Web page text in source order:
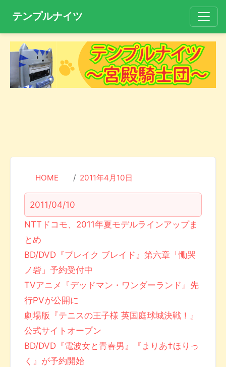
テンプルナイツ
HOME 2011年4月10日
2011/04/10
NTTドコモ、2011年夏モデルラインアップま
とめ
BD/DVD『ブレイク ブレイド』第六章「慟哭
ノ砦」予約受付中
TVアニメ『デッドマン・ワンダーランド』先
行PVが公開に
劇場版『テニスの王子様 英国庭球城決戦！』
公式サイトオープン
BD/DVD『電波女と青春男』『まりあ†ほりっ
く』が予約開始